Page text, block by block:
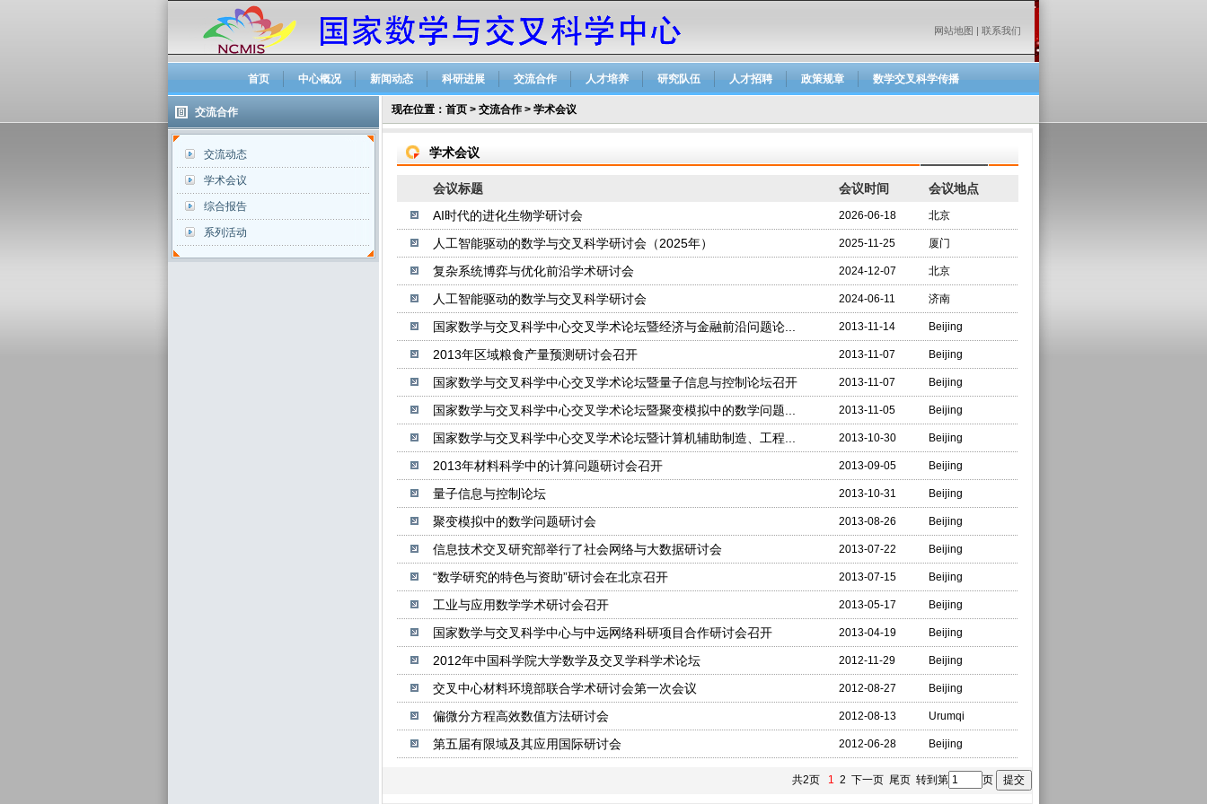
网站地图 | 联系我们
首页 中心概况 新闻动态 科研进展 交流合作 人才培养 研究队伍 人才招聘 政策规章 数学交叉科学传播
交流合作
交流动态
学术会议
综合报告
系列活动
现在位置： 首页 > 交流合作 > 学术会议
学术会议
会议标题 会议时间
会议地点
AI时代的进化生物学研讨会
2026-06-18 北京
人工智能驱动的数学与交叉科学研讨会（2025年） 2025-11-25 厦门
复杂系统博弈与优化前沿学术研讨会 2024-12-07 北京
人工智能驱动的数学与交叉科学研讨会 2024-06-11 济南
国家数学与交叉科学中心交叉学术论坛暨经济与金融前沿问题论... 2013-11-14 Beijing
2013年区域粮食产量预测研讨会召开 2013-11-07 Beijing
国家数学与交叉科学中心交叉学术论坛暨量子信息与控制论坛召开 2013-11-07 Beijing
国家数学与交叉科学中心交叉学术论坛暨聚变模拟中的数学问题... 2013-11-05 Beijing
国家数学与交叉科学中心交叉学术论坛暨计算机辅助制造、工程... 2013-10-30 Beijing
2013年材料科学中的计算问题研讨会召开 2013-09-05 Beijing
量子信息与控制论坛 2013-10-31 Beijing
聚变模拟中的数学问题研讨会 2013-08-26 Beijing
信息技术交叉研究部举行了社会网络与大数据研讨会 2013-07-22 Beijing
“数学研究的特色与资助”研讨会在北京召开 2013-07-15 Beijing
工业与应用数学学术研讨会召开 2013-05-17 Beijing
国家数学与交叉科学中心与中远网络科研项目合作研讨会召开 2013-04-19 Beijing
2012年中国科学院大学数学及交叉学科学术论坛 2012-11-29 Beijing
交叉中心材料环境部联合学术研讨会第一次会议 2012-08-27 Beijing
偏微分方程高效数值方法研讨会 2012-08-13 Urumqi
第五届有限域及其应用国际研讨会 2012-06-28 Beijing
共2页 1 2 下一页 尾页 转到第 页